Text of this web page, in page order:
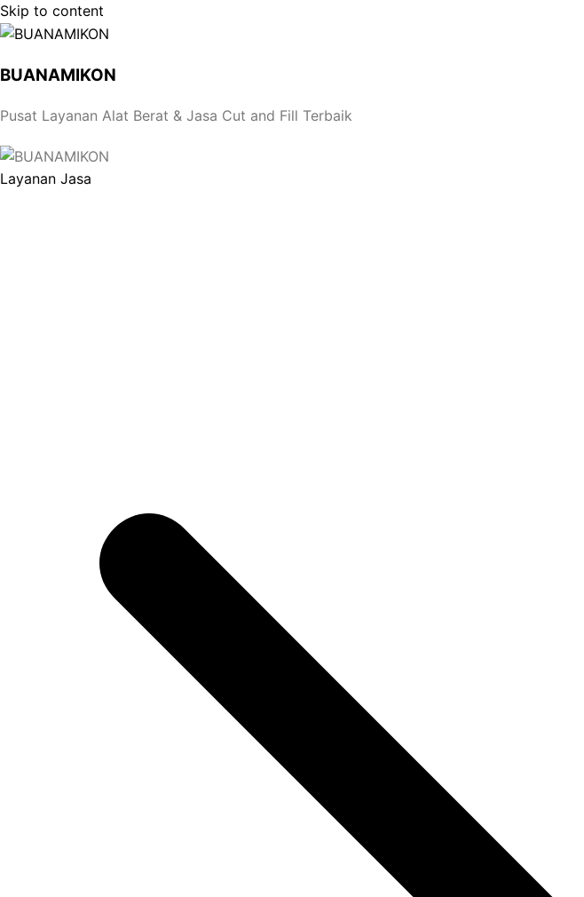
Skip to content
BUANAMIKON
Pusat Layanan Alat Berat & Jasa Cut and Fill Terbaik
Layanan Jasa